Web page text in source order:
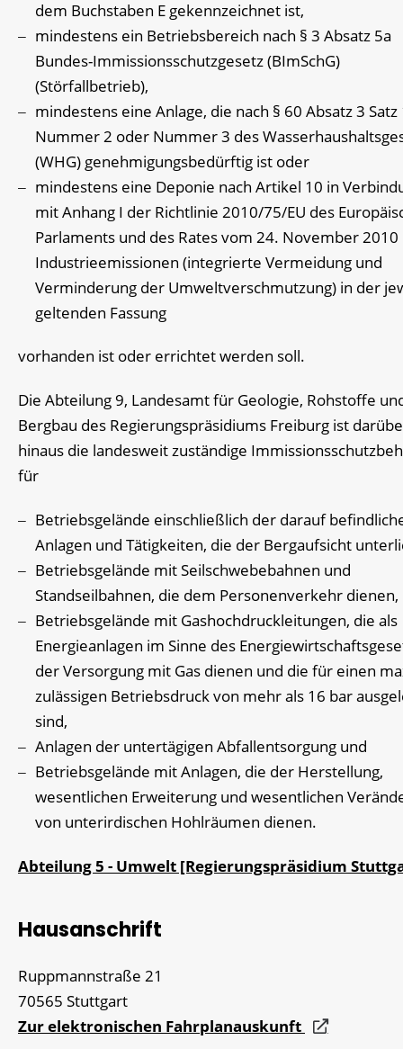
dem Buchstaben E gekennzeichnet ist,
mindestens ein Betriebsbereich nach § 3 Absatz 5a
Bundes-Immissionsschutzgesetz (BImSchG)
(Störfallbetrieb),
mindestens eine Anlage, die nach § 60 Absatz 3 Satz
Nummer 2 oder Nummer 3 des
(WHG) genehmigungsbedürftig ist oder
mindestens eine Deponie nach Artikel 10 in
mit Anhang I der Richtlinie 2010/75/EU des
Parlaments und des Rates vom 24. November
Industrieemissionen (integrierte Vermeidung und
Verminderung der Umweltverschmutzung) in der
geltenden Fassung
vorhanden ist oder errichtet werden soll.
Die Abteilung 9, Landesamt für Geologie, Rohstoffe
Bergbau des Regierungspräsidiums Freiburg ist
hinaus die landesweit zuständige
für
Betriebsgelände einschließlich der darauf
Anlagen und Tätigkeiten, die der Bergaufsicht
Betriebsgelände mit Seilschwebebahnen und
Standseilbahnen, die dem Personenverkehr dienen,
Betriebsgelände mit Gashochdruckleitungen, die als
Energieanlagen im Sinne des
der Versorgung mit Gas dienen und die für einen
zulässigen Betriebsdruck von mehr als 16 bar
sind,
Anlagen der untertägigen Abfallentsorgung und
Betriebsgelände mit Anlagen, die der Herstellung,
wesentlichen Erweiterung und wesentlichen
von unterirdischen Hohlräumen dienen.
Abteilung 5 - Umwelt [Regierungspräsidium
Hausanschrift
Ruppmannstraße 21
70565 Stuttgart
Zur elektronischen Fahrplanauskunft